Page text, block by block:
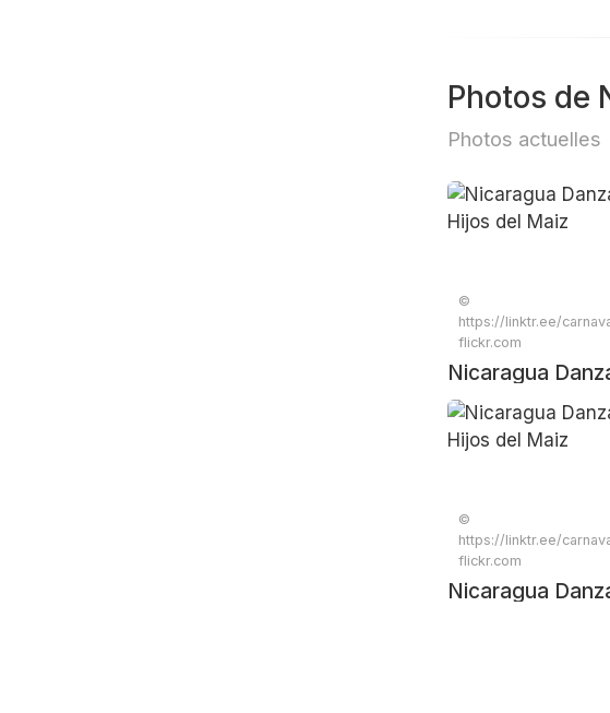
Photos de
Photos actuelles
©
https://linktr.ee/
flickr.com
Nicaragua
Hijos del Maiz
©
https://linktr.ee/
flickr.com
Nicaragua